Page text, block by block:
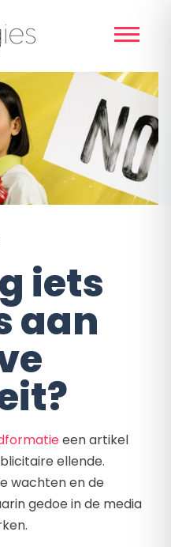
iets
aan
een artikel
ellende.
wachten en de
gedoe in de media